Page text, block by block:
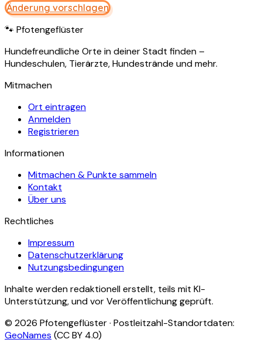
Änderung vorschlagen
🐾 Pfotengeflüster
Hundefreundliche Orte in deiner Stadt finden –
Hundeschulen, Tierärzte, Hundestrände und mehr.
Mitmachen
Ort eintragen
Anmelden
Registrieren
Informationen
Mitmachen & Punkte sammeln
Kontakt
Über uns
Rechtliches
Impressum
Datenschutzerklärung
Nutzungsbedingungen
Inhalte werden redaktionell erstellt, teils mit KI-
Unterstützung, und vor Veröffentlichung geprüft.
© 2026 Pfotengeflüster · Postleitzahl-Standortdaten:
GeoNames (CC BY 4.0)